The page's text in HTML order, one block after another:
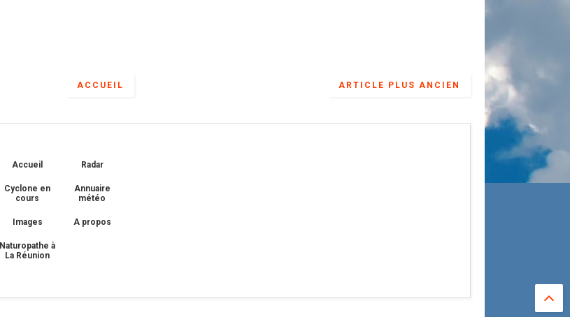
ARTICLE PLUS ANCIEN
ACCUEIL
Accueil Radar
Cyclone en
cours
Annuaire
météo
Images A propos
Naturopathe à
La Réunion